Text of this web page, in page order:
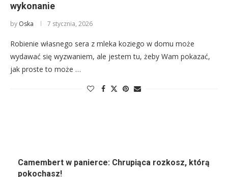
wykonanie
by Oska 7 stycznia, 2026
Robienie własnego sera z mleka koziego w domu może
wydawać się wyzwaniem, ale jestem tu, żeby Wam pokazać,
jak proste to może …
Camembert w panierce: Chrupiąca rozkosz, którą
pokochasz!